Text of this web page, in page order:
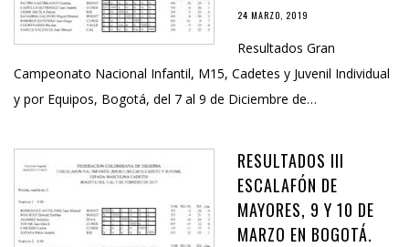
24 MARZO, 2019
Resultados Gran
Campeonato Nacional Infantil, M15, Cadetes y Juvenil Individual
y por Equipos, Bogotá, del 7 al 9 de Diciembre de…
RESULTADOS III
ESCALAFÓN DE
MAYORES, 9 Y 10 DE
MARZO EN BOGOTÁ.